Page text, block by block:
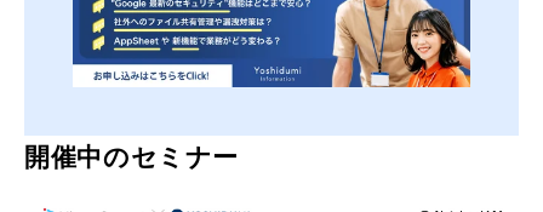
開催中のセミナー